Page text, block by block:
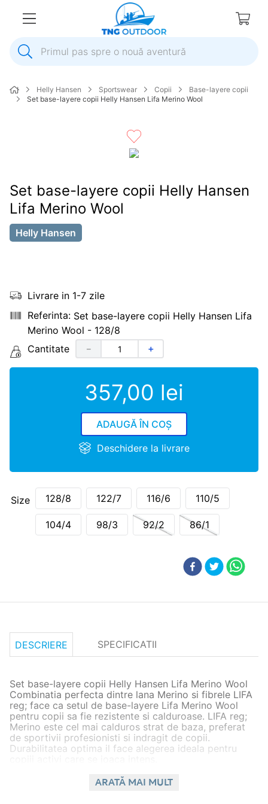
Primul pas spre o nouă aventură
2.
elice
7
biminitop
8.
mulineta
9.
ancora
Helly Hansen Sportswear Copii
Base-layere copii
Set base-layere copii Helly Hansen Lifa Merino Wool
Set base-layere copii Helly Hansen
Lifa Merino Wool
Helly Hansen
Livrare in 1-7 zile
Set base-layere copii Helly Hansen Lifa
Merino Wool - 128/8
Cantitate
＋
－
357,00 lei
ADAUGĂ ÎN COȘ
Deschidere la livrare
Size 128/8 122/7 116/6 110/5
104/4 98/3 92/2 86/1
DESCRIERE SPECIFICATII
Set base-layere copii Helly Hansen Lifa Merino Wool
Combinatia perfecta dintre lana Merino si fibrele LIFA
reg; face ca setul de base-layere Lifa Merino Wool
pentru copii sa fie rezistente si calduroase. LIFA reg;
Merino este cel mai calduros strat de baza, preferat
de sportivii profesionisti si indragit de copii.
Durabilitatea optima il face alegerea ideala pentru
ARATĂ MAI MULT